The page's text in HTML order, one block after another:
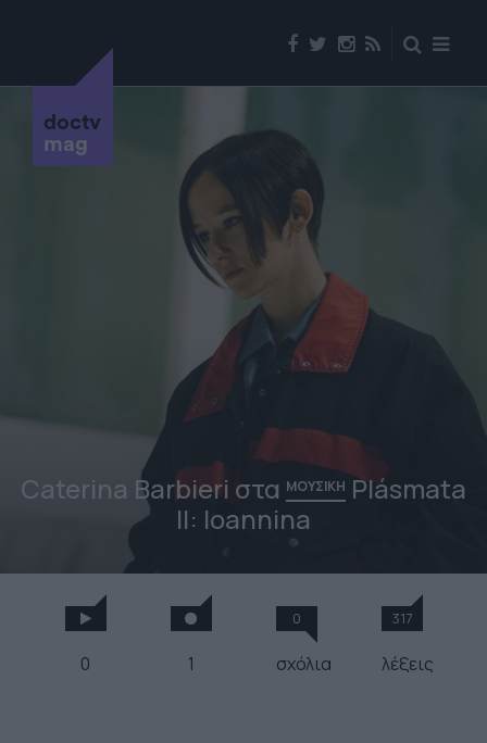
doctv
mag
Caterina Barbieri στα ΜΟΥΣΙΚΗ Plásmata
ΙΙ: Ioannina
0 1
0
σχόλια
317
λέξεις